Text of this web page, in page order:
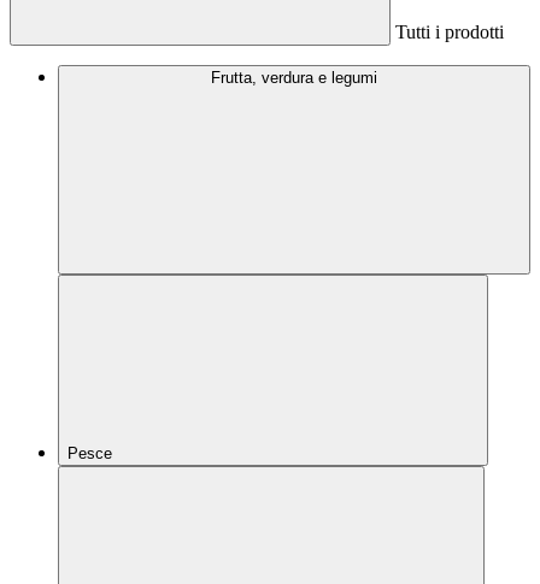
Tutti i prodotti
Frutta, verdura e legumi
Pesce